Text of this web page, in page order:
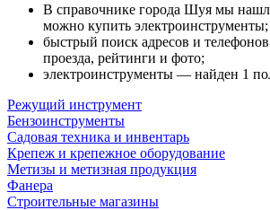
В справочнике города Шуя мы
можно купить электроинструменты;
быстрый поиск адресов и
проезда, рейтинги и фото;
электроинструменты — найден 1
Режущий инструмент
Бензоинструменты
Садовая техника и инвентарь
Крепеж и крепежное оборудование
Метизы и метизная продукция
Фанера
Строительные магазины